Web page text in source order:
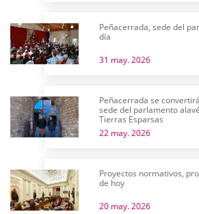
Peñacerrada, sede del
día
31 may. 2026
Peñacerrada se
sede del parlamento
Tierras Esparsas
22 may. 2026
Proyectos normativos,
de hoy
20 may. 2026